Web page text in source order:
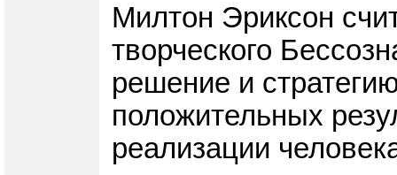
Милтон Эриксон
творческого
решение и
положительных
реализации